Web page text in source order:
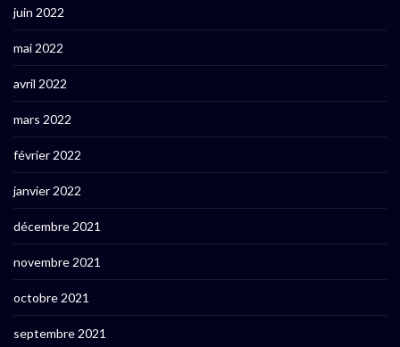
juin 2022
mai 2022
avril 2022
mars 2022
février 2022
janvier 2022
décembre 2021
novembre 2021
octobre 2021
septembre 2021